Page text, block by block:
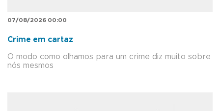
07/08/2026 00:00
Crime em cartaz
O modo como olhamos para um crime diz muito sobre
nós mesmos